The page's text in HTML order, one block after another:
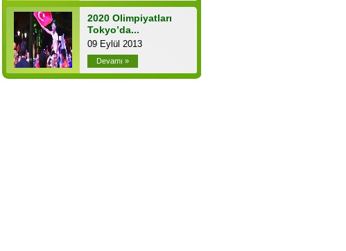
2020 Olimpiyatları
Tokyo’da...
09 Eylül 2013
Devamı »